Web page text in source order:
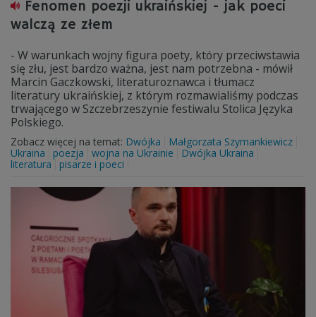
Fenomen poezji ukraińskiej - jak poeci
walczą ze złem
- W warunkach wojny figura poety, który przeciwstawia
się złu, jest bardzo ważna, jest nam potrzebna - mówił
Marcin Gaczkowski, literaturoznawca i tłumacz
literatury ukraińskiej, z którym rozmawialiśmy podczas
trwającego w Szczebrzeszynie festiwalu Stolica Języka
Polskiego.
Zobacz więcej na temat: Dwójka
Małgorzata Szymankiewicz
Ukraina
poezja wojna na Ukrainie
Dwójka Ukraina
literatura
pisarze i poeci